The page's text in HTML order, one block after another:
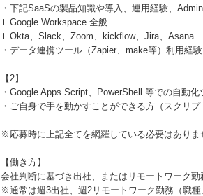
・下記SaaSの製品知識や導入、運用経験、
ＬGoogle Workspace 全般
ＬOkta、Slack、Zoom、kickflow、Jira、Asana
・データ連携ツール（Zapier、make等）利用経験
【2】
・Google Apps Script、PowerShell 等での自動
・ご自身で手を動かすことができる方（スクリ
※応募時に上記全てを網羅している必要はありま
【働き方】
会社判断に基づき出社、またはリモートワーク勤
※通常は週3出社、週2リモートワーク勤務（職種